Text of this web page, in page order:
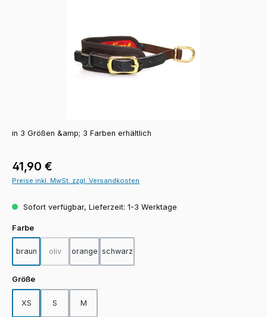
in 3 Größen &amp; 3 Farben erhältlich
Regulärer Preis:
41,90 €
Preise inkl. MwSt. zzgl. Versandkosten
Sofort verfügbar, Lieferzeit: 1-3 Werktage
Farbeauswählen
braun oliv
(Diese Option ist zurzeit nicht verfügbar.)
orange schwarz
Größeauswählen
XS S M